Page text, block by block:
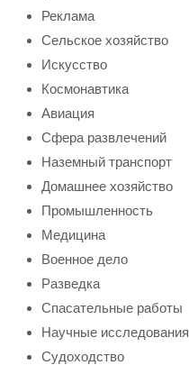
Реклама
Сельское хозяйство
Искусство
Космонавтика
Авиация
Сфера развлечений
Наземный транспорт
Домашнее хозяйство
Промышленность
Медицина
Военное дело
Разведка
Спасательные работы
Научные исследования
Судоходство